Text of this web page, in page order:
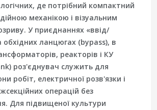
, де потрібний компактний
механікою і візуальним
У приєднаннях «ввід/
обхідних ланцюгах (bypass), в
реакторів і КУ
роз'єднувач служить для
робіт, електричної розв'язки і
операцій без
Для підвищеної культури